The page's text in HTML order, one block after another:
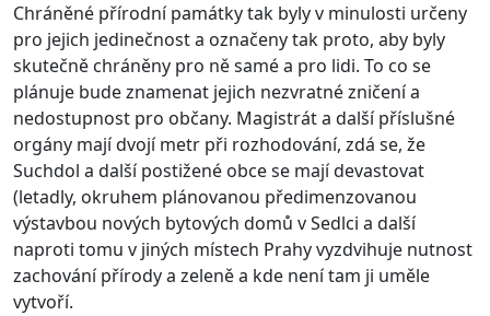
Chráněné přírodní památky tak byly v minulosti určeny
pro jejich jedinečnost a označeny tak proto, aby byly
skutečně chráněny pro ně samé a pro lidi. To co se
plánuje bude znamenat jejich nezvratné zničení a
nedostupnost pro občany. Magistrát a další příslušné
orgány mají dvojí metr při rozhodování, zdá se, že
Suchdol a další postižené obce se mají devastovat
(letadly, okruhem plánovanou předimenzovanou
výstavbou nových bytových domů v Sedlci a další
naproti tomu v jiných místech Prahy vyzdvihuje nutnost
zachování přírody a zeleně a kde není tam ji uměle
vytvoří.